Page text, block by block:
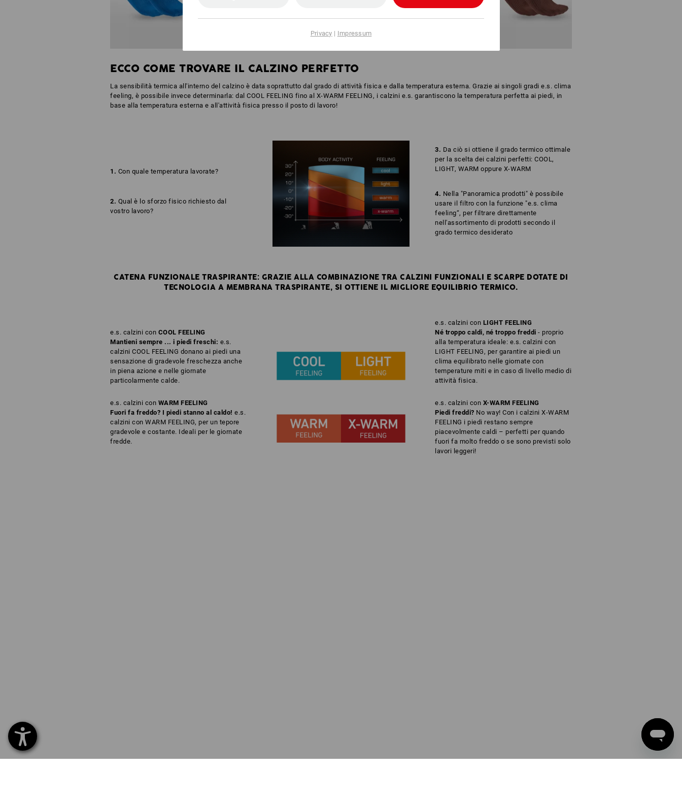
ECCO COME TROVARE IL CALZINO PERFETTO
La sensibilità termica all'interno del calzino è data soprattutto dal grado di attività fisica e dalla temperatura esterna. Grazie ai singoli gradi e.s. clima
feeling, è possibile invece determinarla: dal COOL FEELING fino al X-WARM FEELING, i calzini e.s. garantiscono la temperatura perfetta ai piedi, in
base alla temperatura esterna e all'attività fisica presso il posto di lavoro!
1. Con quale temperatura lavorate?
2. Qual è lo sforzo fisico richiesto dal
vostro lavoro?
3. Da ciò si ottiene il grado termico ottimale
per la scelta dei calzini perfetti: COOL,
LIGHT, WARM oppure X-WARM
4. Nella "Panoramica prodotti" è possibile
usare il filtro con la funzione "e.s. clima
feeling“, per filtrare direttamente
nell'assortimento di prodotti secondo il
grado termico desiderato
CATENA FUNZIONALE TRASPIRANTE: GRAZIE ALLA COMBINAZIONE TRA CALZINI FUNZIONALI E SCARPE DOTATE DI
TECNOLOGIA A MEMBRANA TRASPIRANTE, SI OTTIENE IL MIGLIORE EQUILIBRIO TERMICO.
e.s. calzini con COOL FEELING
Mantieni sempre ... i piedi freschi: e.s.
calzini COOL FEELING donano ai piedi una
sensazione di gradevole freschezza anche
in piena azione e nelle giornate
particolarmente calde.
e.s. calzini con WARM FEELING
Fuori fa freddo? I piedi stanno al caldo! e.s.
calzini con WARM FEELING, per un tepore
gradevole e costante. Ideali per le giornate
fredde.
e.s. calzini con LIGHT FEELING
Né troppo caldi, né troppo freddi - proprio
alla temperatura ideale: e.s. calzini con
LIGHT FEELING, per garantire ai piedi un
clima equilibrato nelle giornate con
temperature miti e in caso di livello medio di
attività fisica.
e.s. calzini con X-WARM FEELING
Piedi freddi? No way! Con i calzini X-WARM
FEELING i piedi restano sempre
piacevolmente caldi – perfetti per quando
fuori fa molto freddo o se sono previsti solo
lavori leggeri!
Privacy | Impressum